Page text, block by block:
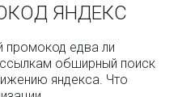
ЯНДЕКС
промокод едва ли
обширный поиск
яндекса. Что